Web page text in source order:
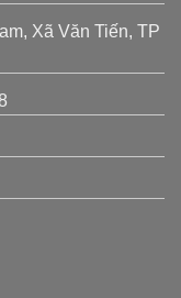
Xã Văn Tiến, TP